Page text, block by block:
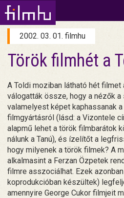
2002. 03. 01. filmhu
Török filmhét a
A Toldi moziban látható hét
válogatták össze, hogy a nézők
valamelyest képet kaphassanak
filmgyártásról (lásd: a Vizontele
alapmű lehet a török filmbarátok
nálunk a Tanú), és ízelítőt a
hogy milyenek a török filmek? A
alkalmasint a Ferzan Özpetek
filmre asszociálhat. Ezek
koprodukcióban készültek)
amennyire George Cukor filmjeit